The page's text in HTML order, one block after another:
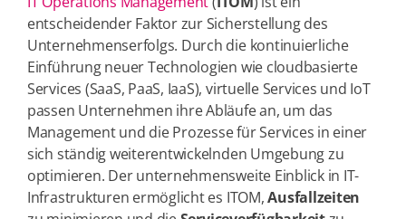
entscheidender Faktor zur Sicherstellung des
Unternehmenserfolgs. Durch die kontinuierliche
Einführung neuer Technologien wie cloudbasierte
Services (SaaS, PaaS, IaaS), virtuelle Services und IoT
passen Unternehmen ihre Abläufe an, um das
Management und die Prozesse für Services in einer
sich ständig weiterentwickelnden Umgebung zu
optimieren. Der unternehmensweite Einblick in IT-
Infrastrukturen ermöglicht es ITOM,Ausfallzeiten